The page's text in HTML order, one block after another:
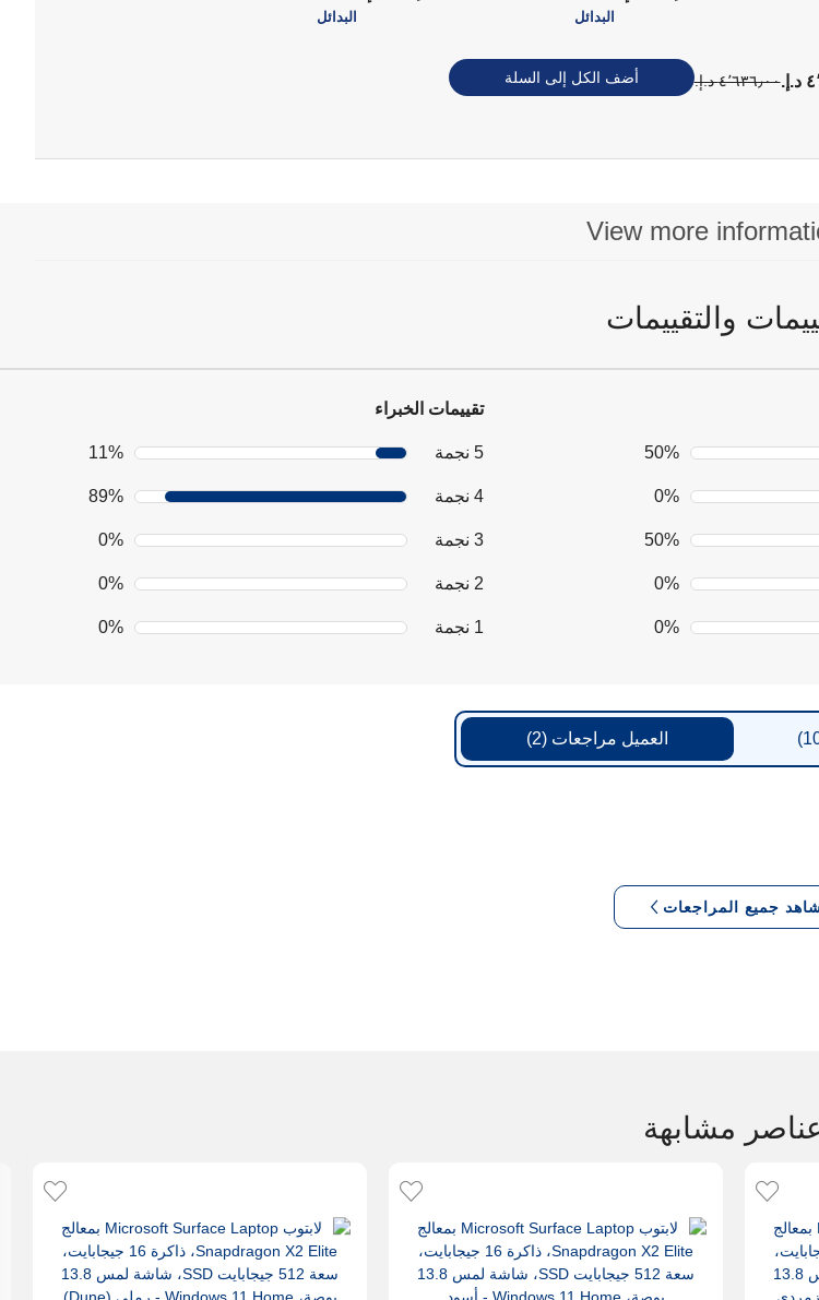
البدائل البدائل
٤٬٦٣٦٫٠٠ د.إ.‏ أضف الكل إلى السلة
View more
والتقييمات
50%
0%
50%
0%
0%
تقييمات الخبراء
5 نجمة 11%
4 نجمة 89%
3 نجمة 0%
2 نجمة 0%
1 نجمة 0%
العميل مراجعات (2)
جميع المراجعات
مشابهة